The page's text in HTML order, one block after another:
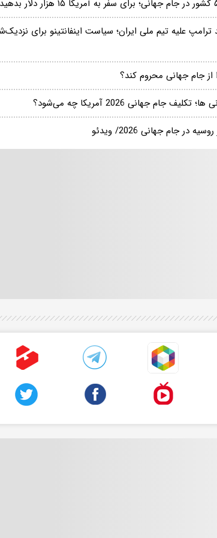
علیه تیم ملی ایران؛ سیاست اینفانتینو برای
از جام جهانی محروم کند؟
جام جهانی 2026 آمریکا چه می‌شود؟
جام جهانی 2026/ ویدئو